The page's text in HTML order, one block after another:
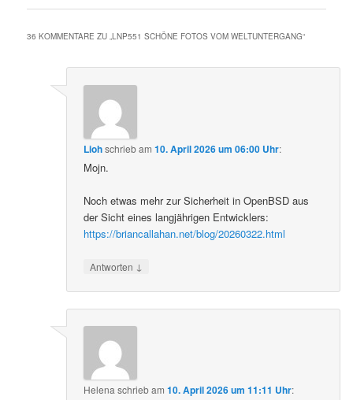
36 KOMMENTARE ZU „LNP551 SCHÖNE FOTOS VOM WELTUNTERGANG“
Liohschriebam10. April 2026 um 06:00 Uhr:
Mojn.
Noch etwas mehr zur Sicherheit in OpenBSD aus
der Sicht eines langjährigen Entwicklers:
https://briancallahan.net/blog/20260322.html
Antworten ↓
Helena schriebam10. April 2026 um 11:11 Uhr: